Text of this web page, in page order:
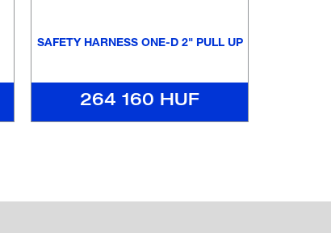
SAFETY HARNESS ONE-D 2" PULL UP
264 160 HUF